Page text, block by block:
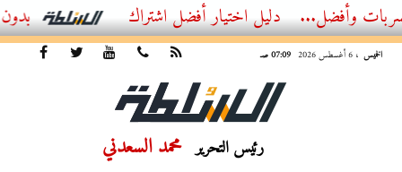
أفضل اشتراك IPTV بدون تقطيع 2026 – دليل المشاهد العصري
الخميس ، 6 أغسطس 2026 07:09 صـ
رئيس التحرير محمد السعدني